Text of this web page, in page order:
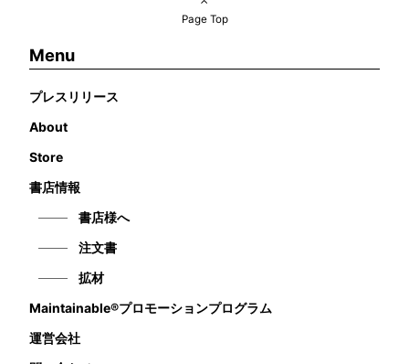
Page Top
Menu
プレスリリース
About
Store
書店情報
書店様へ
注文書
拡材
Maintainable®プロモーションプログラム
運営会社